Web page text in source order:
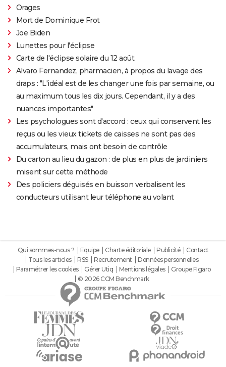
Orages
Mort de Dominique Frot
Joe Biden
Lunettes pour l'éclipse
Carte de l'éclipse solaire du 12 août
Alvaro Fernandez, pharmacien, à propos du lavage des
draps : "L'idéal est de les changer une fois par semaine, ou
au maximum tous les dix jours. Cependant, il y a des
nuances importantes"
Les psychologues sont d'accord : ceux qui conservent les
reçus ou les vieux tickets de caisses ne sont pas des
accumulateurs, mais ont besoin de contrôle
Du carton au lieu du gazon : de plus en plus de jardiniers
misent sur cette méthode
Des policiers déguisés en buisson verbalisent les
conducteurs utilisant leur téléphone au volant
Qui sommes-nous ? Equipe Charte éditoriale Publicité
Contact
Tous les articles
RSS Recrutement
Données personnelles
Paramétrer les cookies
Gérer Utiq Mentions légales
Groupe Figaro
© 2026 CCM Benchmark